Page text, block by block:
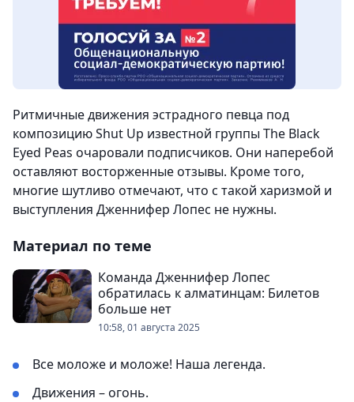
Ритмичные движения эстрадного певца под
композицию Shut Up известной группы The Black
Eyed Peas очаровали подписчиков. Они наперебой
оставляют восторженные отзывы. Кроме того,
многие шутливо отмечают, что с такой харизмой и
выступления Дженнифер Лопес не нужны.
Материал по теме
Команда Дженнифер Лопес
обратилась к алматинцам: Билетов
больше нет
10:58, 01 августа 2025
Все моложе и моложе! Наша легенда.
Движения – огонь.